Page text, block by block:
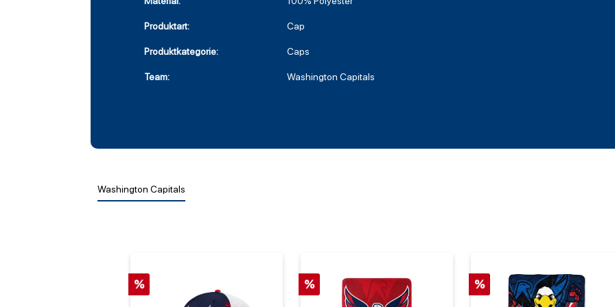
Produktart: Cap
Produktkategorie: Caps
Team: Washington Capitals
Washington Capitals
% % %